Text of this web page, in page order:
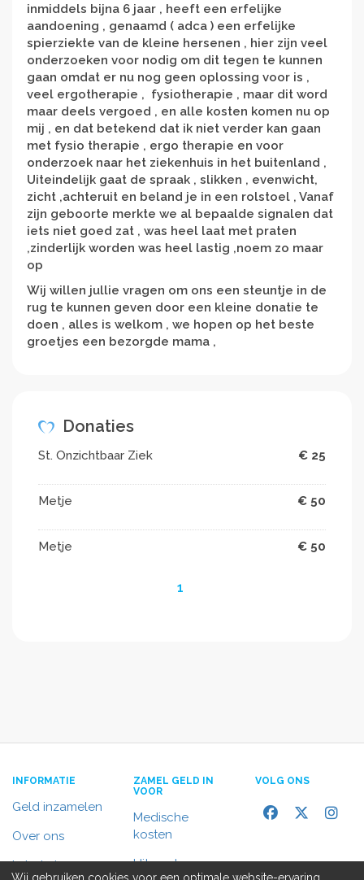
inmiddels bijna 6 jaar , heeft een erfelijke
aandoening , genaamd ( adca ) een erfelijke
spierziekte van de kleine hersenen , hier zijn veel
onderzoeken voor nodig om dit tegen te kunnen
gaan omdat er nu nog geen oplossing voor is ,
veel ergotherapie , fysiotherapie , maar dit word
maar deels vergoed , en alle kosten komen nu op
mij , en dat betekend dat ik niet verder kan gaan
met fysio therapie , ergo therapie en voor
onderzoek naar het ziekenhuis in het buitenland ,
Uiteindelijk gaat de spraak , slikken , evenwicht,
zicht ,achteruit en beland je in een rolstoel , Vanaf
zijn geboorte merkte we al bepaalde signalen dat
iets niet goed zat , was heel laat met praten
,zinderlijk worden was heel lastig ,noem zo maar
op
Wij willen jullie vragen om ons een steuntje in de
rug te kunnen geven door een kleine donatie te
doen , alles is welkom , we hopen op het beste
groetjes een bezorgde mama ,
Donaties
St. Onzichtbaar Ziek € 25
Metje € 50
Metje € 50
1
INFORMATIE
Geld inzamelen
Over ons
In het nieuws
ZAMEL GELD IN
VOOR
Medische
kosten
Uitvaart
VOLG ONS